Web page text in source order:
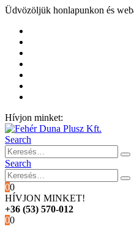
Üdvözöljük honlapunkon és
Hívjon minket:
Search
Search
00
HÍVJON MINKET!
+36 (53) 570-012
00